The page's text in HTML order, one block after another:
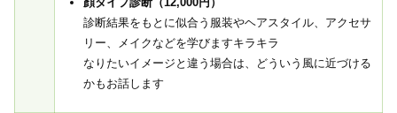
診断結果をもとに似合う服装やヘアスタイル、アクセサ
リー、メイクなどを学びますキラキラ
なりたいイメージと違う場合は、どういう風に近づける
かもお話します